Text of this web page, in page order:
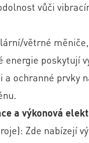
vůči
větrné
energie poskytují
ochranné prvky
a výkonová
Zde nabízejí